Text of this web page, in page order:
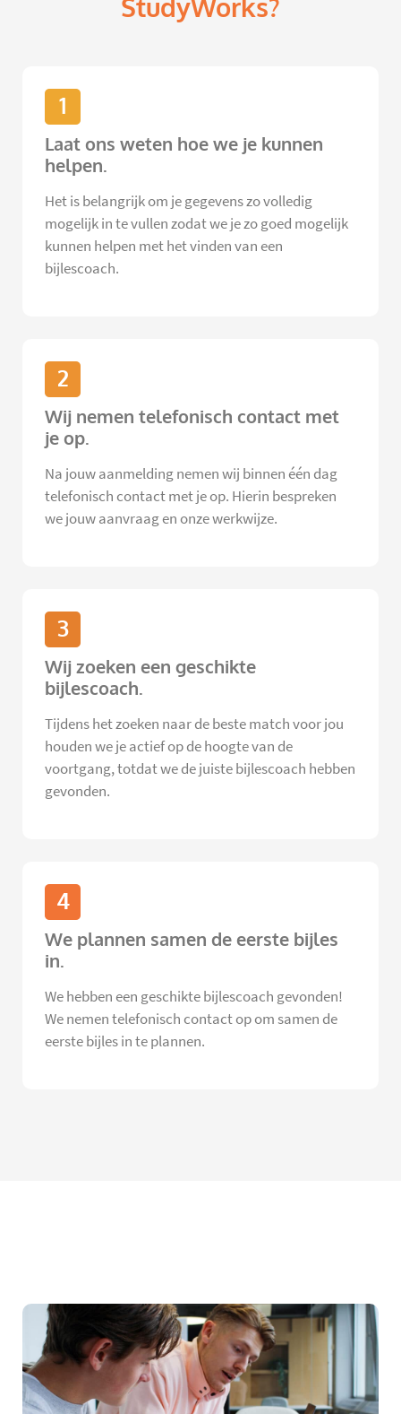
StudyWorks?
1
Laat ons weten hoe we je kunnen
helpen.
Het is belangrijk om je gegevens zo volledig
mogelijk in te vullen zodat we je zo goed mogelijk
kunnen helpen met het vinden van een
bijlescoach.
2
Wij nemen telefonisch contact met
je op.
Na jouw aanmelding nemen wij binnen één dag
telefonisch contact met je op. Hierin bespreken
we jouw aanvraag en onze werkwijze.
3
Wij zoeken een geschikte
bijlescoach.
Tijdens het zoeken naar de beste match voor jou
houden we je actief op de hoogte van de
voortgang, totdat we de juiste bijlescoach hebben
gevonden.
4
We plannen samen de eerste bijles
in.
We hebben een geschikte bijlescoach gevonden!
We nemen telefonisch contact op om samen de
eerste bijles in te plannen.